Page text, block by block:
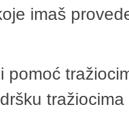
imaš
pomoć